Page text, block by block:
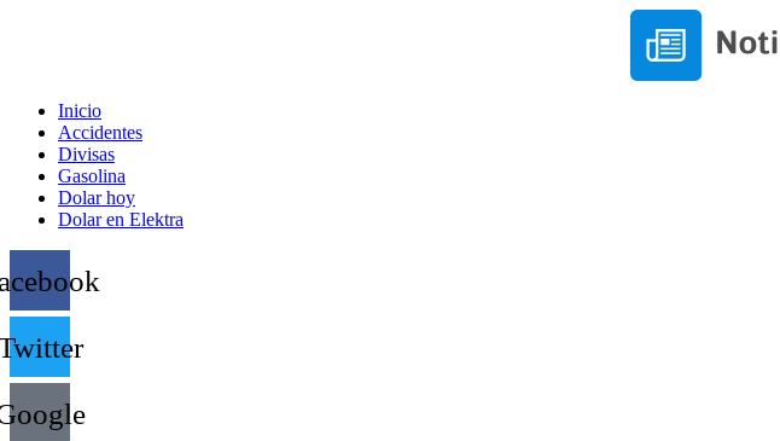
Inicio
Accidentes
Divisas
Gasolina
Dolar hoy
Dolar en Elektra